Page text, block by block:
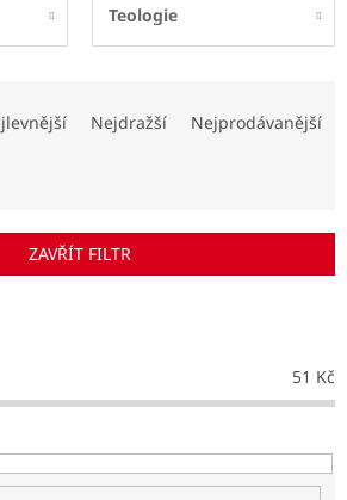
Teologie
Nejdražší Nejprodávanější
ZAVŘÍT FILTR
51 Kč